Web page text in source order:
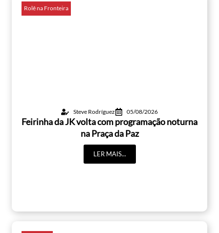
Rolê na Fronteira
Steve Rodríguez 05/08/2026
Feirinha da JK volta com programação noturna
na Praça da Paz
LER MAIS...